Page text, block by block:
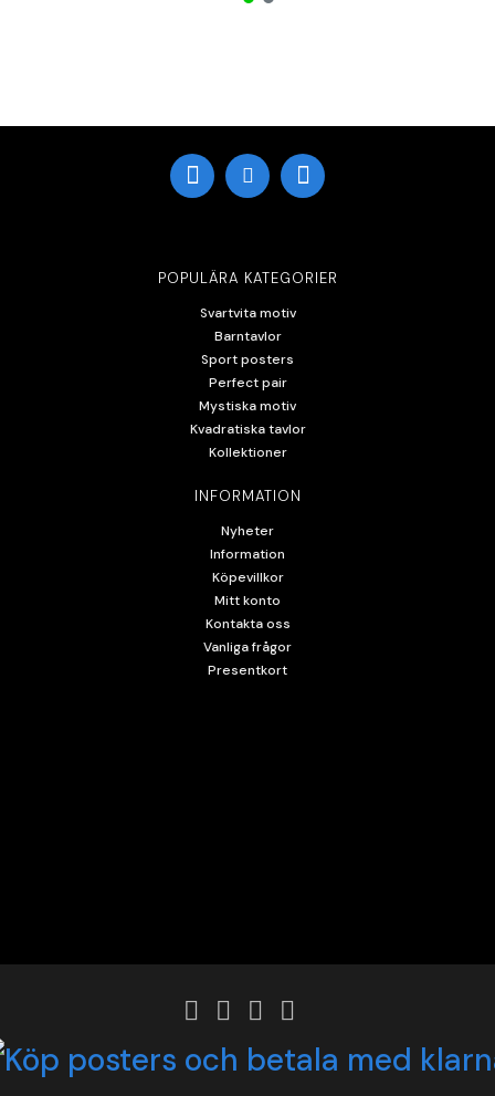
POPULÄRA KATEGORIER
Svartvita motiv
Barntavlor
Sport posters
Perfect pair
Mystiska motiv
Kvadratiska tavlor
Kollektioner
INFORMATION
Nyheter
Information
Köpevillkor
Mitt konto
Kontakta oss
Vanliga frågor
Presentkort